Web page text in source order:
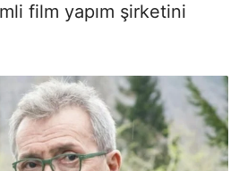
film yapım şirketini